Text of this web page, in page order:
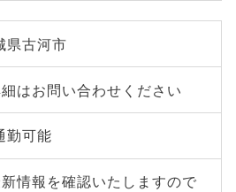
県古河市
はお問い合わせください
勤可能
情報を確認いたしますので